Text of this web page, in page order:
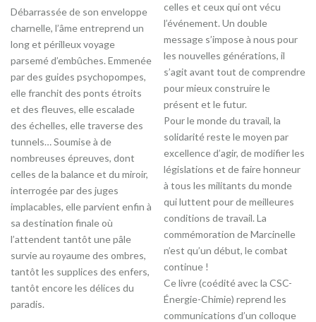
Débarrassée de son enveloppe
charnelle, l’âme entreprend un
long et périlleux voyage
parsemé d’embûches. Emmenée
par des guides psychopompes,
elle franchit des ponts étroits
et des fleuves, elle escalade
des échelles, elle traverse des
tunnels… Soumise à de
nombreuses épreuves, dont
celles de la balance et du miroir,
interrogée par des juges
implacables, elle parvient enfin à
sa destination finale où
l’attendent tantôt une pâle
survie au royaume des ombres,
tantôt les supplices des enfers,
tantôt encore les délices du
paradis.
celles et ceux qui ont vécu
l’événement. Un double
message s’impose à nous pour
les nouvelles générations, il
s’agit avant tout de comprendre
pour mieux construire le
présent et le futur.
Pour le monde du travail, la
solidarité reste le moyen par
excellence d’agir, de modifier les
législations et de faire honneur
à tous les militants du monde
qui luttent pour de meilleures
conditions de travail. La
commémoration de Marcinelle
n’est qu’un début, le combat
continue !
Ce livre (coédité avec la CSC-
Énergie-Chimie) reprend les
communications d’un colloque